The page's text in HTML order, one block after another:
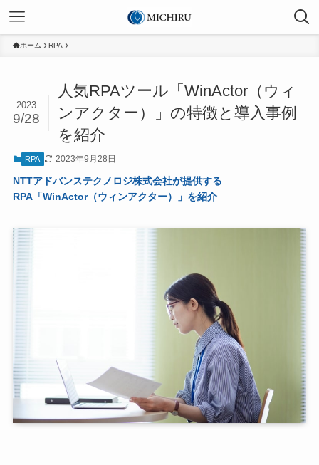
ホーム RPA
人気RPAツール「WinActor（ウィ
ンアクター）」の特徴と導入事例
を紹介
2023
9/28
RPA 2023年9月28日
NTTアドバンステクノロジ株式会社が提供する
RPA「WinActor（ウィンアクター）」を紹介